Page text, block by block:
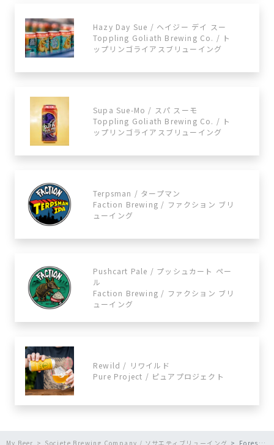
Hazy Day Sue / ヘイジー デイ スー
Toppling Goliath Brewing Co. / ト
ップリンゴライアスブリューイング
Supa Sue-Mo / スパ スーモ
Toppling Goliath Brewing Co. / ト
ップリンゴライアスブリューイング
Terpsman / タープマン
Faction Brewing / ファクション ブリ
ューイング
Pushcart Pale / プッシュカート ペー
ル
Faction Brewing / ファクション ブリ
ューイング
Rewild / リワイルド
Pure Project / ピュアプロジェクト
My Beer Societe Brewing Company / ソサエティブリューイング Forest Friends / フォレスト フレンズ